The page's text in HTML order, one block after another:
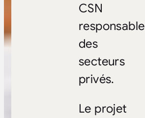
CSN
responsable
des
secteurs
privés.
Le projet